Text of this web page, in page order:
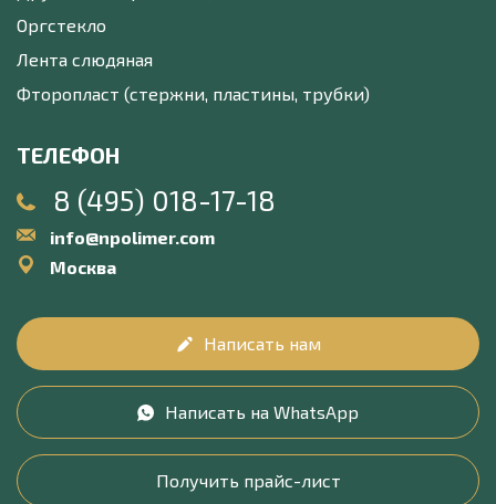
Оргстекло
Лента слюдяная
Фторопласт (стержни, пластины, трубки)
ТЕЛЕФОН
8 (495) 018-17-18
info@npolimer.com
Москва
Написать нам
Написать на WhatsApp
Получить прайс-лист